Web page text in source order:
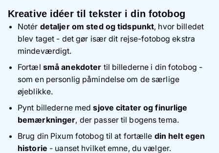
Kreative idéer til tekster i din fotobog
Notér detaljer om sted og tidspunkt, hvor billedet
blev taget - det gør især dit rejse-fotobog ekstra
mindeværdigt.
Fortæl små anekdoter til billederne i din fotobog -
som en personlig påmindelse om de særlige
øjeblikke.
Pynt billederne medsjove citater og finurlige
bemærkninger, der passer til bogens tema.
Brug din Pixum fotobog til at fortælle din helt egen
historie - uanset hvilket emne, du vælger.